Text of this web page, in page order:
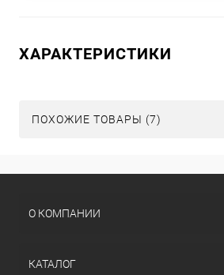
ХАРАКТЕРИСТИКИ
ПОХОЖИЕ ТОВАРЫ (7)
О КОМПАНИИ
КАТАЛОГ